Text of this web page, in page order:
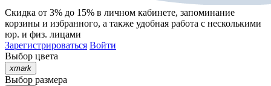
Скидка от 3% до 15% в личном кабинете, запоминание
корзины и избранного, а также удобная работа с несколькими
юр. и физ. лицами
Зарегистрироваться Войти
Выбор цвета
xmark
Выбор размера